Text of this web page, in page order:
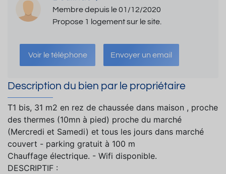
Membre depuis le 01/12/2020
Propose 1 logement sur le site.
Voir le téléphone Envoyer un email
Description du bien par le propriétaire
T1 bis, 31 m2 en rez de chaussée dans maison , proche
des thermes (10mn à pied) proche du marché
(Mercredi et Samedi) et tous les jours dans marché
couvert - parking gratuit à 100 m
Chauffage électrique. - Wifi disponible.
DESCRIPTIF :